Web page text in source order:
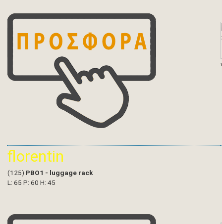
florentin
(125) PBO1 - luggage rack
L: 65 P: 60 H: 45